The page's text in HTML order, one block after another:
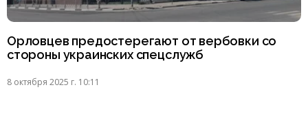
Орловцев предостерегают от вербовки со
стороны украинских спецслужб
8 октября 2025 г. 10:11